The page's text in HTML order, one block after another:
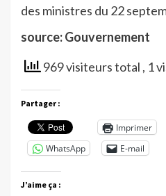
des ministres du 22
source: Gouvernement
969 visiteurs total , 1
Partager :
Imprimer
WhatsApp
E-mail
J’aime ça :